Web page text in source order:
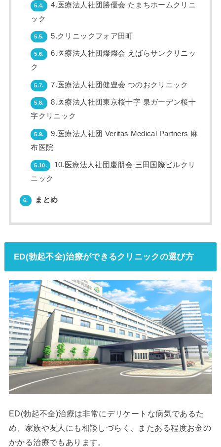
5.4.
4.医療法人社団勝優会 たまちホームクリニ
ック
5.5. 5.クリニックフォア田町
5.6.
6.医療法人社団燦燦会 えばらサンクリニッ
ク
5.7. 7.医療法人社団健豊会 つのおクリニック
5.8.
8.医療法人社団東京桜十字 泉ガーデン桜十
字クリニック
5.9.
9.医療法人社団 Veritas Medical Partners 麻
布医院
5.10.
10.医療法人社団慶朋会 三田国際ビルクリ
ニック
6. まとめ
ED(勃起不全)治療ができるクリニックの選び方
ED(勃起不全)治療は非常にデリケートな病気であるた
め、家族や友人にも相談しづらく、またある程度お金の
かかる治療でもあります。